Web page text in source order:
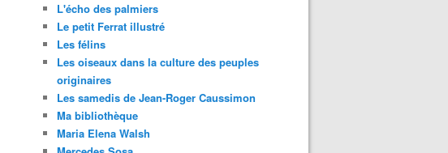
L'écho des palmiers
Le petit Ferrat illustré
Les félins
Les oiseaux dans la culture des peuples
originaires
Les samedis de Jean-Roger Caussimon
Ma bibliothèque
Maria Elena Walsh